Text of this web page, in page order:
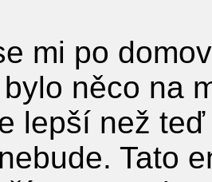
mi po
něco na
lepší než
Tato